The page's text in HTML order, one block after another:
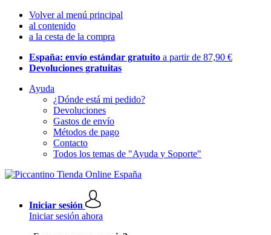
Volver al menú principal
al contenido
a la cesta de la compra
España: envío estándar gratuito a partir de 87,90 €
Devoluciones gratuitas
Ayuda
¿Dónde está mi pedido?
Devoluciones
Gastos de envío
Métodos de pago
Contacto
Todos los temas de "Ayuda y Soporte"
Iniciar sesión
Iniciar sesión ahora